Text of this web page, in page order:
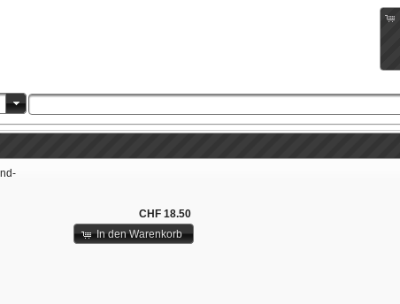
CHF 18.50
In den Warenkorb